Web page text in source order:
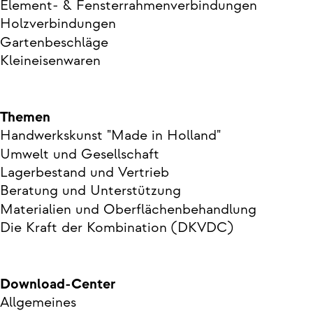
Element- & Fensterrahmenverbindungen
Holzverbindungen
Gartenbeschläge
Kleineisenwaren
Themen
Handwerkskunst "Made in Holland"
Umwelt und Gesellschaft
Lagerbestand und Vertrieb
Beratung und Unterstützung
Materialien und Oberflächenbehandlung
Die Kraft der Kombination (DKVDC)
Download-Center
Allgemeines